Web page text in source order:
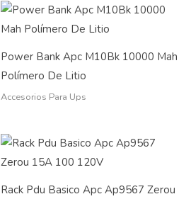
Power Bank Apc M10Bk 10000 Mah
Polímero De Litio
Accesorios Para Ups
Rack Pdu Basico Apc Ap9567 Zerou